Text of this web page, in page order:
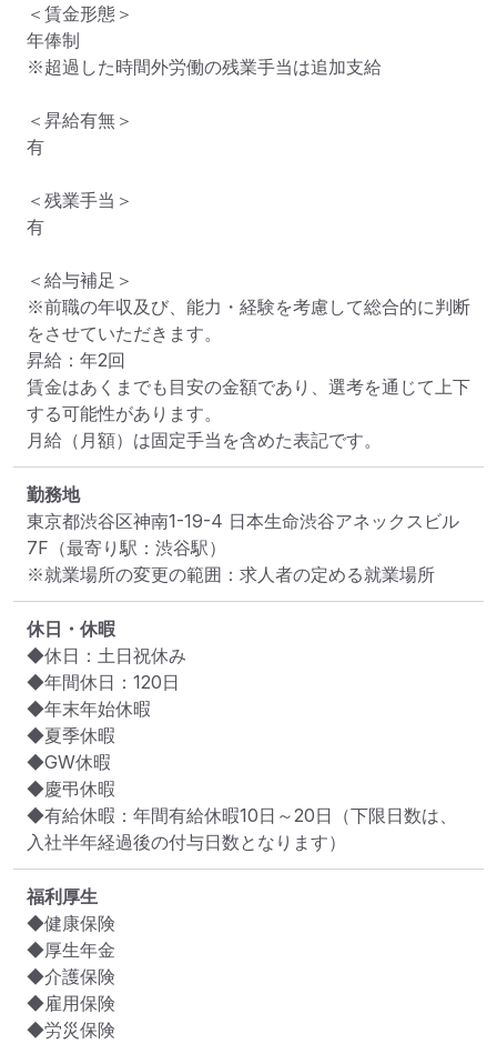
＜賃金形態＞
年俸制
※超過した時間外労働の残業手当は追加支給
＜昇給有無＞
有
＜残業手当＞
有
＜給与補足＞
※前職の年収及び、能力・経験を考慮して総合的に判断
をさせていただきます。
昇給：年2回
賃金はあくまでも目安の金額であり、選考を通じて上下
する可能性があります。
月給（月額）は固定手当を含めた表記です。
勤務地
東京都渋谷区神南1-19-4 日本生命渋谷アネックスビル
7F （最寄り駅：渋谷駅）
※就業場所の変更の範囲：求人者の定める就業場所
休日・休暇
◆休日：土日祝休み
◆年間休日：120日
◆年末年始休暇
◆夏季休暇
◆GW休暇
◆慶弔休暇
◆有給休暇：年間有給休暇10日～20日（下限日数は、
入社半年経過後の付与日数となります）
福利厚生
◆健康保険
◆厚生年金
◆介護保険
◆雇用保険
◆労災保険